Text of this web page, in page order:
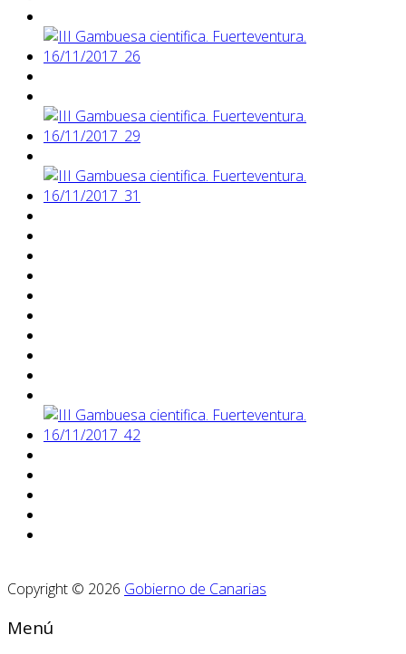
Copyright © 2026 Gobierno de Canarias
Menú